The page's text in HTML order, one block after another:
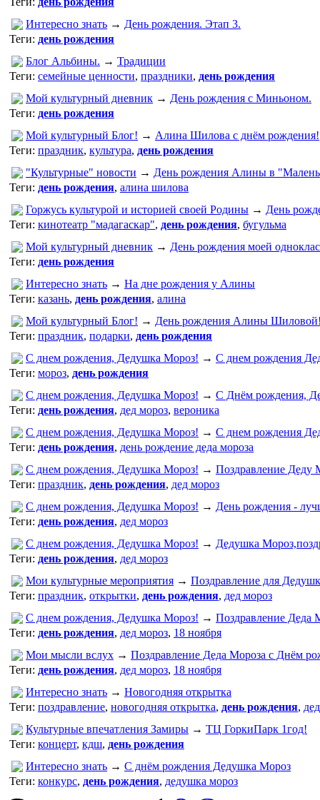
Интересно знать → День рождения. Этап 3.
Теги: день рождения
Блог Альбины. → Традиции
Теги: семейные ценности, праздники, день рождения
Мой культурный дневник → День рождения с Миньоном.
Теги: день рождения
Мой культурный Блог! → Алина Шилова с днём рождения!
Теги: праздник, культура, день рождения
"Культурные" новости → День рождения Алины в
Теги: день рождения, алина шилова
Горжусь культурой и историей своей Родины → День
Теги: кинотеатр "мадагаскар", день рождения, бугульма
Мой культурный дневник → День рождения моей
Теги: день рождения
Интересно знать → На дне рождения у Алины
Теги: казань, день рождения, алина
Мой культурный Блог! → День рождения Алины
Теги: праздник, подарки, день рождения
С днем рождения, Дедушка Мороз! → С днем рождения
Теги: мороз, день рождения
С днем рождения, Дедушка Мороз! → С Днём рождения,
Теги: день рождения, дед мороз, вероника
С днем рождения, Дедушка Мороз! → С днем рождения
Теги: день рождения, день рождение деда мороза
С днем рождения, Дедушка Мороз! → Поздравление Деду
Теги: праздник, день рождения, дед мороз
С днем рождения, Дедушка Мороз! → День рождения -
Теги: день рождения, дед мороз
С днем рождения, Дедушка Мороз! → Дедушка
Теги: день рождения, дед мороз
Мои культурные мероприятия → Поздравление для
Теги: праздник, открытки, день рождения, дед мороз
С днем рождения, Дедушка Мороз! → Поздравление Деда
Теги: день рождения, дед мороз, 18 ноября
Мои мысли вслух → Поздравление Деда Мороза с Днём
Теги: день рождения, дед мороз, 18 ноября
Интересно знать → Новогодняя открытка
Теги: поздравление, новогодняя открытка, день рождения,
Культурные впечатления Замиры → ТЦ ГоркиПарк 1год!
Теги: концерт, кдш, день рождения
Интересно знать → С днём рождения Дедушка Мороз
Теги: конкурс, день рождения, дедушка мороз